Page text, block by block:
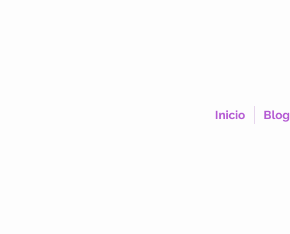
Inicio Blog